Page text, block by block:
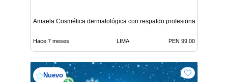
Amaela Cosmética dermatológica con respaldo profesional
Hace 7 meses LIMA PEN 99.00
Nuevo